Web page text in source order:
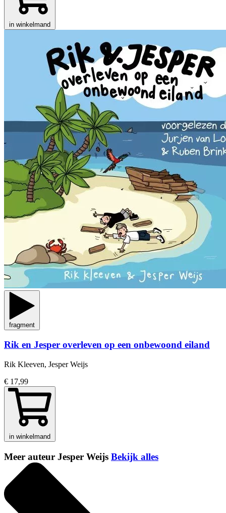
in winkelmand
fragment
Rik en Jesper overleven op een onbewoond eiland
Rik Kleeven, Jesper Weijs
€ 17,99
in winkelmand
Meer auteur Jesper Weijs Bekijk alles